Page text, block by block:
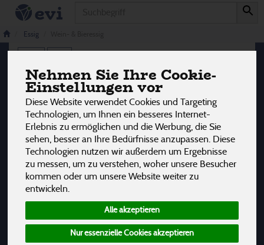
Nehmen Sie Ihre Cookie-
Einstellungen vor
Diese Website verwendet Cookies und Targeting
Technologien, um Ihnen ein besseres Internet-
Erlebnis zu ermöglichen und die Werbung, die Sie
sehen, besser an Ihre Bedürfnisse anzupassen. Diese
Technologien nutzen wir außerdem um Ergebnisse
zu messen, um zu verstehen, woher unsere Besucher
kommen oder um unsere Website weiter zu
entwickeln.
Alle akzeptieren
Nur essenzielle Cookies akzeptieren
Essig
Wein- & Bieressig
Hersteller Ernährung